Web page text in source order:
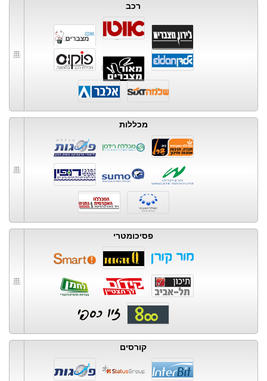
רכב
מכללות
פסיכומטרי
קורסים